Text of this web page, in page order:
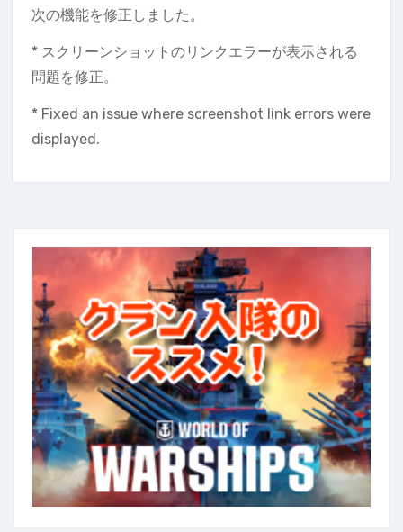
次の機能を修正しました。
* スクリーンショットのリンクエラーが表示される
問題を修正。
* Fixed an issue where screenshot link errors were
displayed.